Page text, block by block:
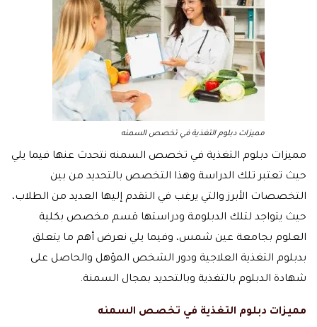
مميزات دبلوم التغذية في تخصص السمنه
مميزات دبلوم التغذية في تخصص السمنه نتحدث عنها فيما يلي
حيث تعتبر تلك الدراسة وهذا التخصص بالتحديد من بين
التخصصات الأبرز والتي يرغب في التقدم إليها العديد من الطلاب،
حيث يتواجد لتلك الدبلومة ودراستها قسم مخصص بكلية
العلوم بجامعة عين شمس، وفيما يلي نعرض أهم ما يتعلق
بدبلوم التغذية العلاجية ودور الشخص المؤهل والحاصل على
شهادة الدبلوم بالتغذية وبالتحديد بمجال السمنة.
مميزات دبلوم التغذية في تخصص السمنه